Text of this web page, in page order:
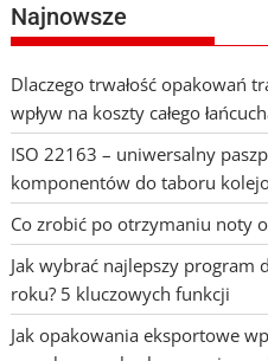
Najnowsze
Dlaczego trwałość opakowań
wpływ na koszty całego
ISO 22163 – uniwersalny
komponentów do taboru
Co zrobić po otrzymaniu noty
Jak wybrać najlepszy
roku? 5 kluczowych funkcji
Jak opakowania eksportowe